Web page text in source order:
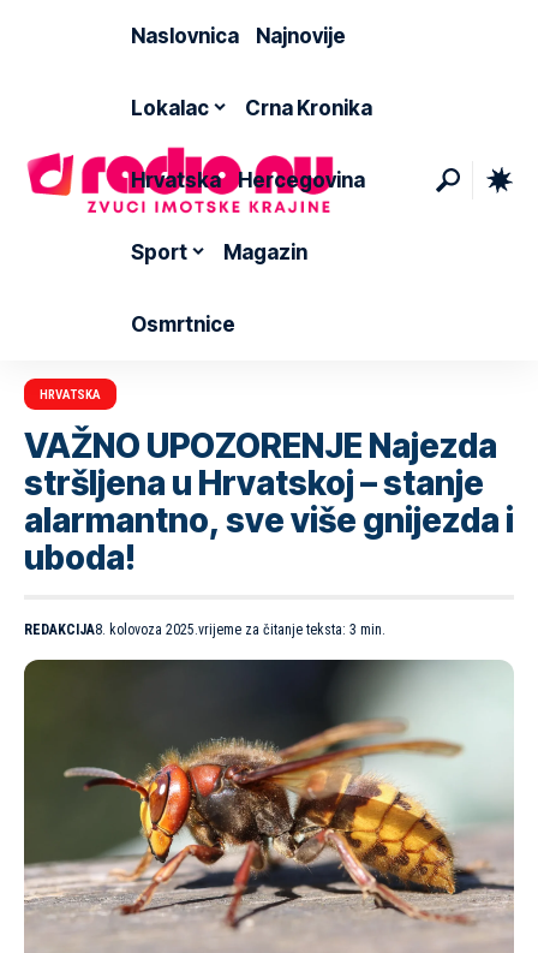
Naslovnica Najnovije
Lokalac Crna Kronika
Hrvatska Hercegovina
Sport Magazin
Osmrtnice
HRVATSKA
VAŽNO UPOZORENJE Najezda
stršljena u Hrvatskoj – stanje
alarmantno, sve više gnijezda i
uboda!
REDAKCIJA8. kolovoza 2025.vrijeme za čitanje teksta: 3 min.